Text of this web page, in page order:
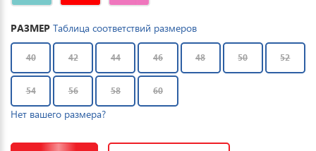
РАЗМЕР Таблица соответствий размеров
40 42 44 46 48 50 52
54 56 58 60
Нет вашего размера?